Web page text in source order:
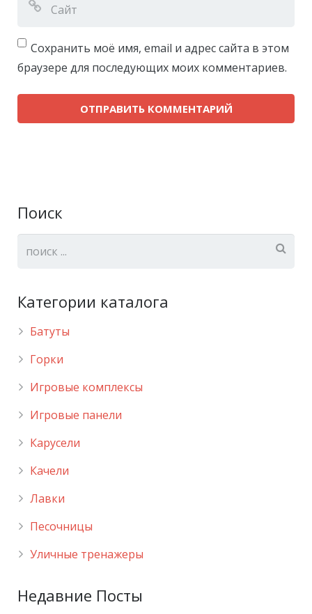
Сохранить моё имя, email и адрес сайта в этом
браузере для последующих моих комментариев.
Поиск
Категории каталога
Батуты
Горки
Игровые комплексы
Игровые панели
Карусели
Качели
Лавки
Песочницы
Уличные тренажеры
Недавние Посты